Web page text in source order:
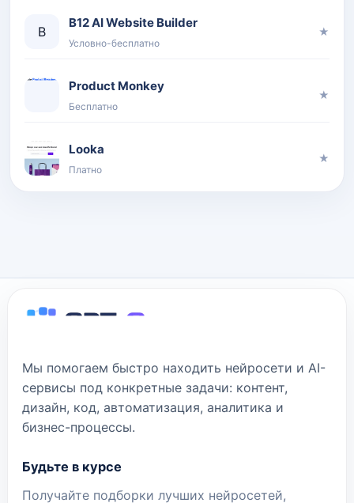
B
B12 AI Website Builder
Условно-бесплатно
★
Product Monkey
Бесплатно
★
Looka
Платно
★
Мы помогаем быстро находить нейросети и AI-
сервисы под конкретные задачи: контент,
дизайн, код, автоматизация, аналитика и
бизнес-процессы.
Будьте в курсе
Получайте подборки лучших нейросетей,